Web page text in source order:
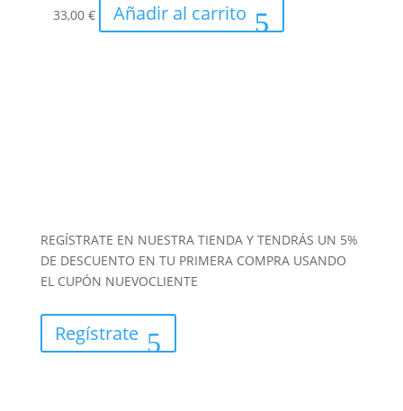
33,00 € Añadir al carrito
REGÍSTRATE EN NUESTRA TIENDA Y TENDRÁS UN 5%
DE DESCUENTO EN TU PRIMERA COMPRA USANDO
EL CUPÓN NUEVOCLIENTE
Regístrate